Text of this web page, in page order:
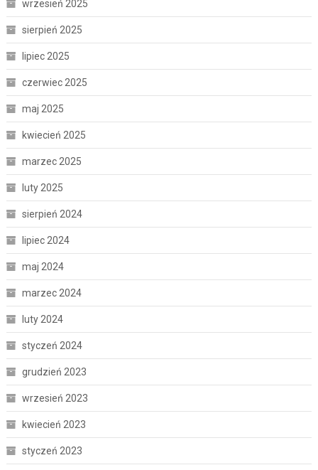
wrzesień 2025
sierpień 2025
lipiec 2025
czerwiec 2025
maj 2025
kwiecień 2025
marzec 2025
luty 2025
sierpień 2024
lipiec 2024
maj 2024
marzec 2024
luty 2024
styczeń 2024
grudzień 2023
wrzesień 2023
kwiecień 2023
styczeń 2023